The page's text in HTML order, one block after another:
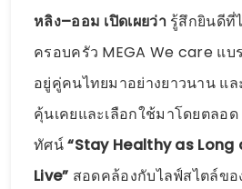
หลิง–ออม เปิดเผยว่ารู้สึกยินดีที่
ครอบครัว MEGA We care แ
อยู่คู่คนไทยมาอย่างยาวนาน แ
คุ้นเคยและเลือกใช้มาโดยตลอ
ทัศน์“Stay Healthy as Long
Live” สอดคล้องกับไลฟ์สไตล์ข